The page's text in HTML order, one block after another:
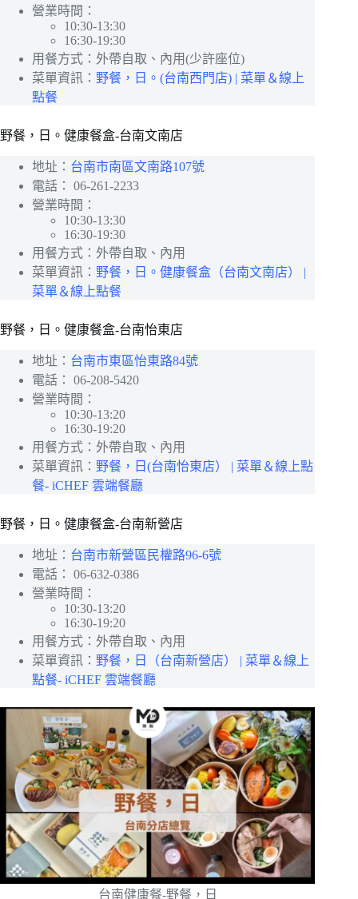
營業時間：
10:30-13:30
16:30-19:30
用餐方式：外帶自取、內用(少許座位)
菜單資訊： 野餐，日。(台南西門店) | 菜單＆線上
點餐
野餐，日。健康餐盒-台南文南店
地址： 台南市南區文南路107號
電話：
06-261-2233
營業時間：
10:30-13:30
16:30-19:30
用餐方式：外帶自取、內用
菜單資訊： 野餐，日。健康餐盒（台南文南店） |
菜單＆線上點餐
野餐，日。健康餐盒-台南怡東店
地址： 台南市東區怡東路84號
電話：
06-208-5420
營業時間：
10:30-13:20
16:30-19:20
用餐方式：外帶自取、內用
菜單資訊： 野餐，日(台南怡東店） | 菜單＆線上點
餐- iCHEF 雲端餐廳
野餐，日。健康餐盒-台南新營店
地址： 台南市新營區民權路96-6號
電話：
06-632-0386
營業時間：
10:30-13:20
16:30-19:20
用餐方式：外帶自取、內用
菜單資訊： 野餐，日（台南新營店） | 菜單＆線上
點餐- iCHEF 雲端餐廳
台南健康餐-野餐，日